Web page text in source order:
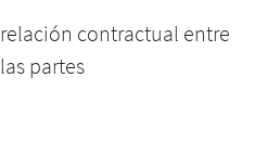
relación contractual entre
las partes